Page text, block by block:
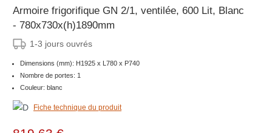
Armoire frigorifique GN 2/1, ventilée, 600 Lit, Blanc
- 780x730x(h)1890mm
1-3 jours ouvrés
Dimensions (mm): H1925 x L780 x P740
Nombre de portes: 1
Couleur: blanc
Fiche technique du produit